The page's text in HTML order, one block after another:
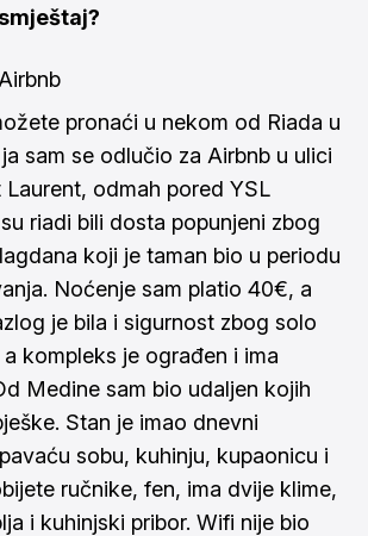
pronaći u nekom od Riada u
sam se odlučio za Airbnb u ulici
Laurent, odmah pored YSL
riadi bili dosta popunjeni zbog
koji je taman bio u periodu
Noćenje sam platio 40€, a
je bila i sigurnost zbog solo
kompleks je ograđen i ima
Medine sam bio udaljen kojih
Stan je imao dnevni
sobu, kuhinju, kupaonicu i
ručnike, fen, ima dvije klime,
i kuhinjski pribor. Wifi nije bio